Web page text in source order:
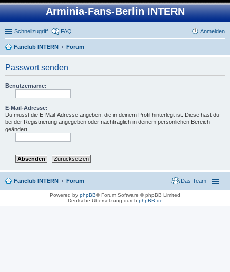
Arminia-Fans-Berlin INTERN
Schnellzugriff FAQ Anmelden
Fanclub INTERN Forum
Passwort senden
Benutzername:
E-Mail-Adresse:
Du musst die E-Mail-Adresse angeben, die in deinem Profil hinterlegt ist. Diese hast du
bei der Registrierung angegeben oder nachträglich in deinem persönlichen Bereich
geändert.
Fanclub INTERN Forum Das Team
Powered by phpBB® Forum Software © phpBB Limited
Deutsche Übersetzung durch phpBB.de